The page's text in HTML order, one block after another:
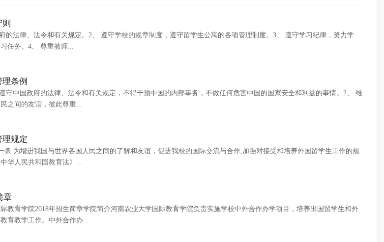
的法律、法令和有关规定。2、 遵守学校的规章制度，遵守留学生公寓的各项管理制度。3、 遵守学习纪律，努力学
任务。4、 尊重教师...
条例
守中国政府的法律、法令和有关规定，不得干预中国的内部事务，不做任何危害中国的国家安全和利益的事情。2、 维
之间的友谊，彼此尊重...
规定
条 为增进我国与世界各国人民之间的了解和友谊，促进我校的国际交流与合作,加强对接受和培养外国留学生工作的规
华人民共和国教育法》...
章
教育学院2018年招生简章学院简介河南农业大学国际教育学院负责实施学校中外合作办学项目，培养出国留学生和外
育教学工作。中外合作办...